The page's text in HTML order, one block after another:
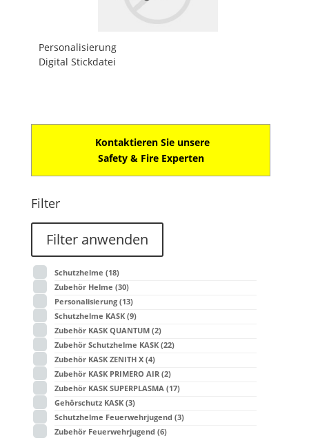
Personalisierung
Digital Stickdatei
Kontaktieren Sie unsere
Safety & Fire Experten
Filter
Filter anwenden
Schutzhelme (18)
Zubehör Helme (30)
Personalisierung (13)
Schutzhelme KASK (9)
Zubehör KASK QUANTUM (2)
Zubehör Schutzhelme KASK (22)
Zubehör KASK ZENITH X (4)
Zubehör KASK PRIMERO AIR (2)
Zubehör KASK SUPERPLASMA (17)
Gehörschutz KASK (3)
Schutzhelme Feuerwehrjugend (3)
Zubehör Feuerwehrjugend (6)